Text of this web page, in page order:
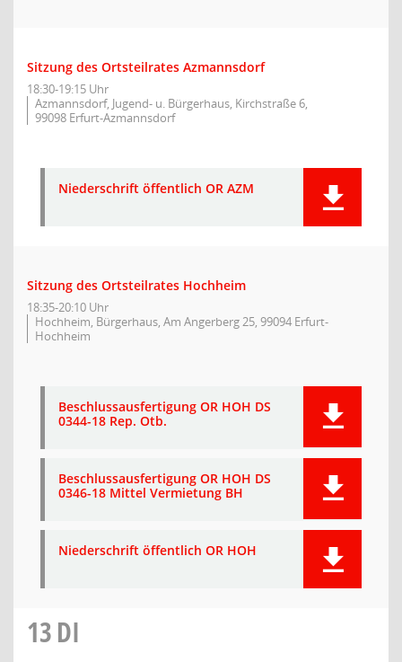
Sitzung des Ortsteilrates Azmannsdorf
18:30-19:15 Uhr
Azmannsdorf, Jugend- u. Bürgerhaus, Kirchstraße 6,
99098 Erfurt-Azmannsdorf
Niederschrift öffentlich OR AZM
Sitzung des Ortsteilrates Hochheim
18:35-20:10 Uhr
Hochheim, Bürgerhaus, Am Angerberg 25, 99094 Erfurt-
Hochheim
Beschlussausfertigung OR HOH DS
0344-18 Rep. Otb.
Beschlussausfertigung OR HOH DS
0346-18 Mittel Vermietung BH
Niederschrift öffentlich OR HOH
13DI